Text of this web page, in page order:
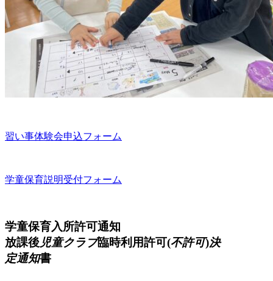
習い事体験会申込フォーム
学童保育説明受付フォーム
学童保育入所許可通知
放課後 児童クラブ臨時利用許可(不許可)決
定通知書